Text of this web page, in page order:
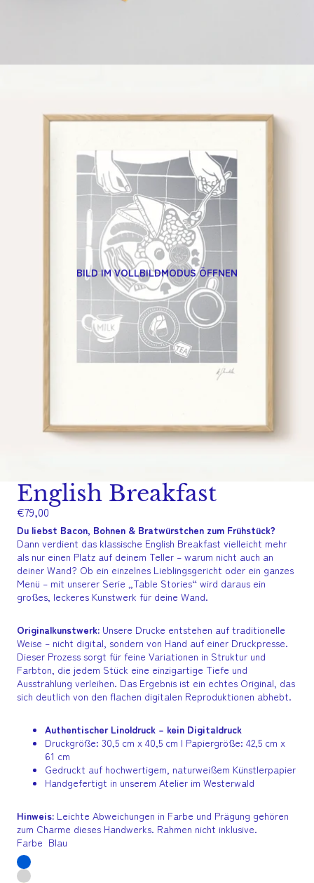
BILD IM VOLLBILDMODUS ÖFFNEN
English Breakfast
€79,00
Du liebst Bacon, Bohnen & Bratwürstchen zum Frühstück?
Dann verdient das klassische English Breakfast vielleicht mehr
als nur einen Platz auf deinem Teller – warum nicht auch an
deiner Wand? Ob ein einzelnes Lieblingsgericht oder ein ganzes
Menü – mit unserer Serie „Table Stories“ wird daraus ein
großes, leckeres Kunstwerk für deine Wand.
Originalkunstwerk: Unsere Drucke entstehen auf traditionelle
Weise – nicht digital, sondern von Hand auf einer Druckpresse.
Dieser Prozess sorgt für feine Variationen in Struktur und
Farbton, die jedem Stück eine einzigartige Tiefe und
Ausstrahlung verleihen. Das Ergebnis ist ein echtes Original, das
sich deutlich von den flachen digitalen Reproduktionen abhebt.
Authentischer Linoldruck – kein Digitaldruck
Druckgröße: 30,5 cm x 40,5 cm | Papiergröße: 42,5 cm x
61 cm
Gedruckt auf hochwertigem, naturweißem Künstlerpapier
Handgefertigt in unserem Atelier im Westerwald
Hinweis: Leichte Abweichungen in Farbe und Prägung gehören
zum Charme dieses Handwerks. Rahmen nicht inklusive.
Farbe Blau